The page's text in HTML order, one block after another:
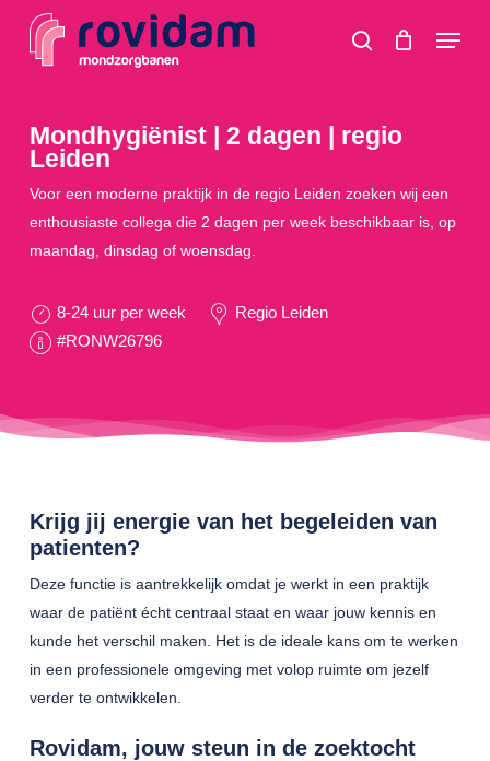
search
Menu
Mondhygiënist | 2 dagen | regio
Leiden
Voor een moderne praktijk in de regio Leiden zoeken wij een
enthousiaste collega die 2 dagen per week beschikbaar is, op
maandag, dinsdag of woensdag.
8-24 uur per week
Regio Leiden
#RONW26796
Krijg jij energie van het begeleiden van
patienten?
Deze functie is aantrekkelijk omdat je werkt in een praktijk
waar de patiënt écht centraal staat en waar jouw kennis en
kunde het verschil maken. Het is de ideale kans om te werken
in een professionele omgeving met volop ruimte om jezelf
verder te ontwikkelen.
Rovidam, jouw steun in de zoektocht